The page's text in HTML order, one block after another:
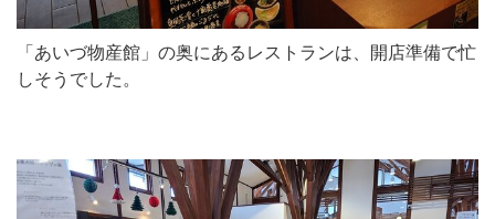
「あいづ物産館」の奥にあるレストランは、開店準備で忙
しそうでした。